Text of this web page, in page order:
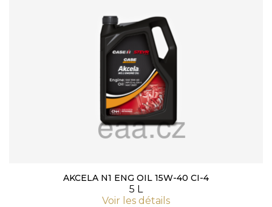
AKCELA N1 ENG OIL 15W-40 CI-4
5 L
Voir les détails